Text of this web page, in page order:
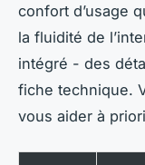
confort d’usage
la fluidité de
intégré - des
fiche technique.
vous aider à